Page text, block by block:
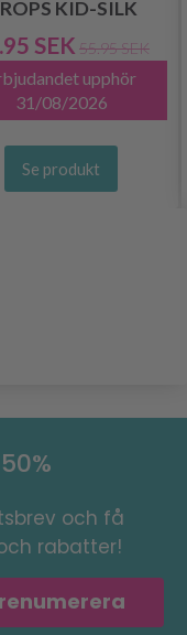
KID-SILK
SEK 55.95 SEK
upphör
31/08/2026
Se produkt
och få
rabatter!